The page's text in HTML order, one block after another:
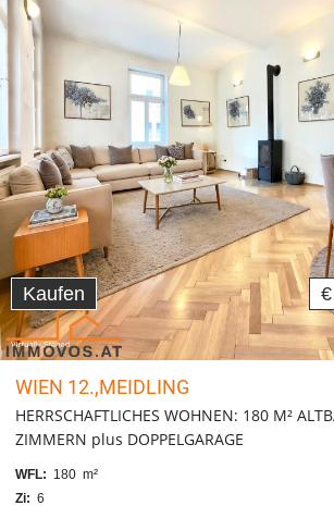
Kaufen
WIEN 12.,MEIDLING
HERRSCHAFTLICHES WOHNEN: 180 M²
ZIMMERN plus DOPPELGARAGE
WFL: 180 m²
Zi: 6